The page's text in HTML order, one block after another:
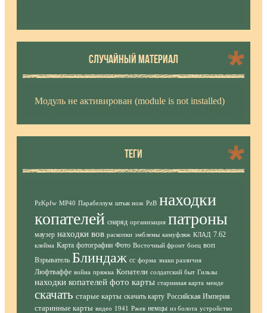
СЛУЧАЙНЫЙ МАТЕРИАЛ
Модуль не активирован (module is not installed)
ТЕГИ
PzKpfw MP40 Парабеллум штык нож PzB находки
копателей снаряд организация патроны
маузер находки вов раскопки эмблемы камуфляж КЛАД 7.62
клейма Карта фотографии Фото Восточный фронт боец воп
Взрыватель Блиндаж сс форма знаки различия
Люфтваффе война пряжка Копатели солдатский быт Гильзы
находки копателей фото карты старинная карта менде
скачать старые карты скачать карту Российская Империя
старинные карты видео 1941 Ржев немцы из болота устройство